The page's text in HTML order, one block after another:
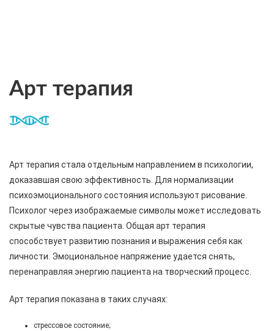
Арт терапия
Арт терапия стала отдельным направлением в психологии,
доказавшая свою эффективность. Для нормализации
психоэмоционального состояния используют рисование.
Психолог через изображаемые символы может исследовать
скрытые чувства пациента. Общая арт терапия
способствует развитию познания и выражения себя как
личности. Эмоциональное напряжение удается снять,
перенаправляя энергию пациента на творческий процесс.
Арт терапия показана в таких случаях:
стрессовое состояние;